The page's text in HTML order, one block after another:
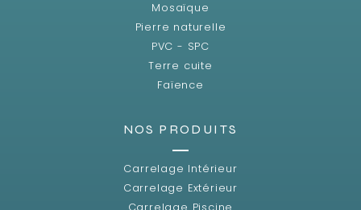
Mosaïque
Pierre naturelle
PVC - SPC
Terre cuite
Faïence
NOS PRODUITS
Carrelage Intérieur
Carrelage Extérieur
Carrelage Piscine